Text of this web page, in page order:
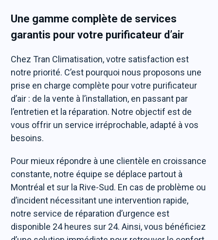
Une gamme complète de services
garantis pour votre purificateur d’air
Chez Tran Climatisation, votre satisfaction est
notre priorité. C’est pourquoi nous proposons une
prise en charge complète pour votre purificateur
d’air : de la vente à l’installation, en passant par
l’entretien et la réparation. Notre objectif est de
vous offrir un service irréprochable, adapté à vos
besoins.
Pour mieux répondre à une clientèle en croissance
constante, notre équipe se déplace partout à
Montréal et sur la Rive-Sud. En cas de problème ou
d’incident nécessitant une intervention rapide,
notre service de réparation d’urgence est
disponible 24 heures sur 24. Ainsi, vous bénéficiez